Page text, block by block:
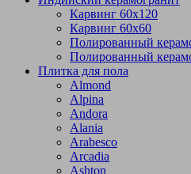
Карвинг 60х120
Карвинг 60х60
Полированный
Полированный
Плитка для пола
Almond
Alpina
Andora
Alania
Arabesco
Arcadia
Ashton